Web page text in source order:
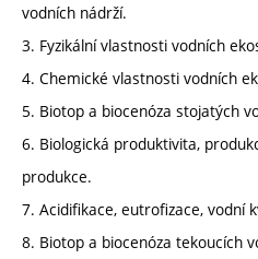
vodních nádrží.
3. Fyzikální vlastnosti vodních
4. Chemické vlastnosti vodních
5. Biotop a biocenóza stojatých
6. Biologická produktivita,
produkce.
7. Acidifikace, eutrofizace, vodní
8. Biotop a biocenóza tekoucích